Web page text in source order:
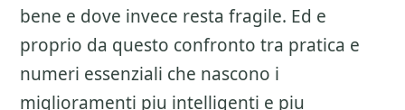
bene e dove invece resta fragile. Ed e
proprio da questo confronto tra pratica e
numeri essenziali che nascono i
miglioramenti piu intelligenti e piu